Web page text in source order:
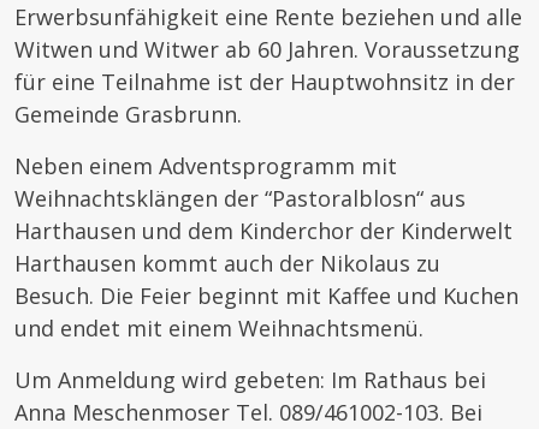
Erwerbsunfähigkeit eine Rente beziehen und alle
Witwen und Witwer ab 60 Jahren. Voraussetzung
für eine Teilnahme ist der Hauptwohnsitz in der
Gemeinde Grasbrunn.
Neben einem Adventsprogramm mit
Weihnachtsklängen der “Pastoralblosn“ aus
Harthausen und dem Kinderchor der Kinderwelt
Harthausen kommt auch der Nikolaus zu
Besuch. Die Feier beginnt mit Kaffee und Kuchen
und endet mit einem Weihnachtsmenü.
Um Anmeldung wird gebeten: Im Rathaus bei
Anna Meschenmoser Tel. 089/461002-103. Bei